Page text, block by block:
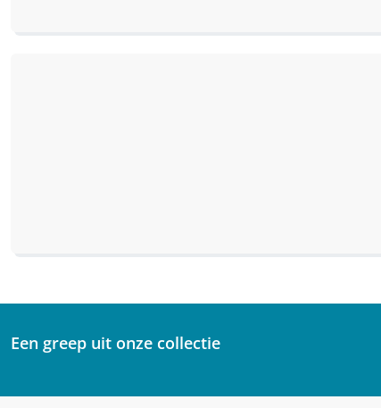
Een greep uit onze collectie